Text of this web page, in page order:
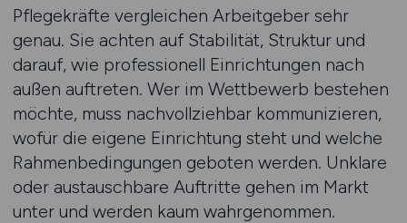
Pflegekräfte vergleichen Arbeitgeber sehr
genau. Sie achten auf Stabilität, Struktur und
darauf, wie professionell Einrichtungen nach
außen auftreten. Wer im Wettbewerb bestehen
möchte, muss nachvollziehbar kommunizieren,
wofür die eigene Einrichtung steht und welche
Rahmenbedingungen geboten werden. Unklare
oder austauschbare Auftritte gehen im Markt
unter und werden kaum wahrgenommen.